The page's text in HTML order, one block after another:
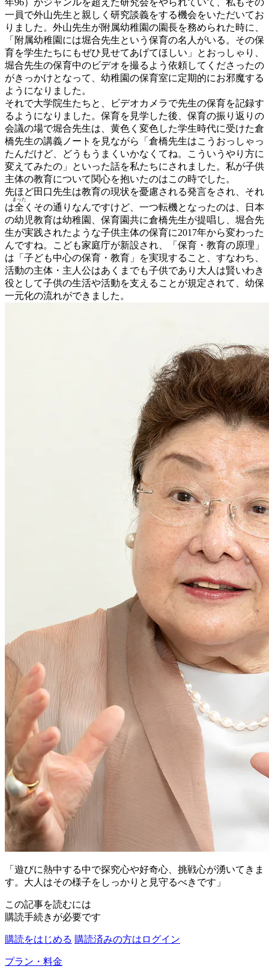
一員で外山先生と親しく研究談義をする機会をいただいてお
りました。外山先生が附属幼稚園の園長を務められた時に、
「附属幼稚園には堀合先生という保育の名人がいる。その保
育を学生たちにもぜひ見せてあげてほしい」とおっしゃり、
堀合先生の保育中のビデオを撮るよう依頼してくださったの
がきっかけとなって、幼稚園の保育室に定期的にお邪魔する
ようになりました。
それで大学院生たちと、ビデオカメラで先生の保育を記録す
るようになりました。保育を見学した後、保育の振り返りの
会議の場で堀合先生は、黄色く変色した学生時代に受けた倉
橋先生の講義ノートを見ながら「倉橋先生はこうおっしゃっ
たんだけど、どうもうまくいかなくてね。こういうやり方に
変えてみたの」といった話を私たちにされました。私が子供
主体の教育について関心を抱いたのはこの時でした。
先ほど田口先生は教育の現状を憂慮される発言をされ、それ
は全
まった
くその通りなんですけど、一つ転機となったのは、日本
の幼児教育は幼稚園、保育園共に倉橋先生が提唱し、堀合先
生が実践されたような子供主体の保育に2017年から変わった
んですね。こども家庭庁が新設され、「保育・教育の原理」
は「子ども中心の保育・教育」を実現すること、すなわち、
活動の主体・主人公はあくまでも子供であり大人は賢いわき
役として子供の生活や活動を支えることが規定されて、幼保
一元化の流れができました。
「遊びに熱中する中で探究心や好奇心、挑戦心が湧いてきま
す。大人はその様子をしっかりと見守るべきです」
この記事を読むには
購読手続きが必要です
購読をはじめる 購読済みの方はログイン
プラン・料金